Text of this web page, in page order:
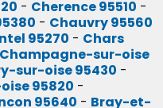
- Cherence 95510 -
- Chauvry 95560
95270 - Chars
Champagne-sur-oise
sur-oise 95430 -
95820 -
95640 - Bray-et-